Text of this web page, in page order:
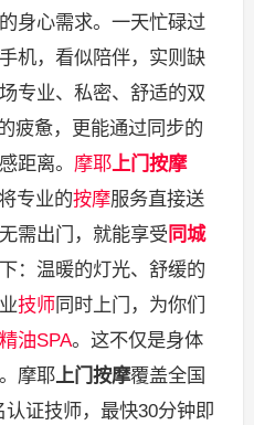
身心需求。一天忙碌过
机，看似陪伴，实则缺
专业、私密、舒适的双
疲惫，更能通过同步的
距离。 摩耶上门按摩
专业的按摩服务直接送
需出门，就能享受 同城
：温暖的灯光、舒缓的
技师 同时上门，为你们
精油SPA。这不仅是身体
摩耶上门按摩覆盖全国
证技师，最快30分钟即